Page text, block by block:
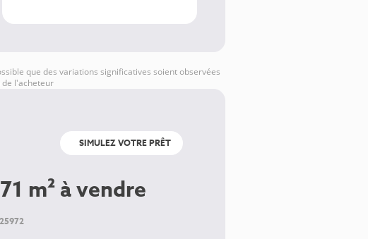
que des variations significatives soient observées
de l'acheteur
SIMULEZ VOTRE PRÊT
m² à vendre